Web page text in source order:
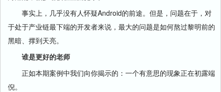
事实上，几乎没有人怀疑Android的前途。但是，问题在于，对
于处于产业链最下端的开发者来说，最大的问题是如何熬过黎明前的
黑暗、撑到天亮。
谁是更好的老师
正如本期案例中我们向你揭示的：一个有意思的现象正在初露端
倪。